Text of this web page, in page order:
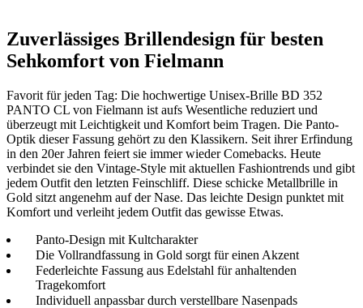
Zuverlässiges Brillendesign für besten
Sehkomfort von Fielmann
Favorit für jeden Tag: Die hochwertige Unisex-Brille BD 352
PANTO CL von Fielmann ist aufs Wesentliche reduziert und
überzeugt mit Leichtigkeit und Komfort beim Tragen. Die Panto-
Optik dieser Fassung gehört zu den Klassikern. Seit ihrer Erfindung
in den 20er Jahren feiert sie immer wieder Comebacks. Heute
verbindet sie den Vintage-Style mit aktuellen Fashiontrends und gibt
jedem Outfit den letzten Feinschliff. Diese schicke Metallbrille in
Gold sitzt angenehm auf der Nase. Das leichte Design punktet mit
Komfort und verleiht jedem Outfit das gewisse Etwas.
Panto-Design mit Kultcharakter
Die Vollrandfassung in Gold sorgt für einen Akzent
Federleichte Fassung aus Edelstahl für anhaltenden
Tragekomfort
Individuell anpassbar durch verstellbare Nasenpads